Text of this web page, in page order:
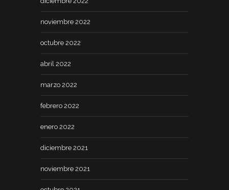
noviembre 2022
octubre 2022
abril 2022
marzo 2022
febrero 2022
enero 2022
diciembre 2021
noviembre 2021